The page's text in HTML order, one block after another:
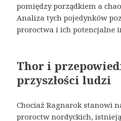
pomiędzy porządkiem a
Analiza tych pojedynków
proroctwa i ich potencjalne
Thor i
przyszłości ludzi
Chociaż Ragnarok stanowi
proroctw nordyckich,